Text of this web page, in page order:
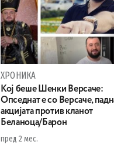
ХРОНИКА
Koj беше Шенки Версаче:
Oпседнат е со Версаче,
акцијата против кланот
Беланоца/Барон
пред 2 мес.